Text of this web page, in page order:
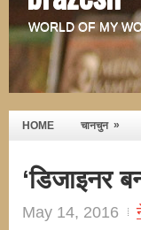
WORLD OF MY
HOME चानचुन »
‘डिजाइनर
May 14, 2016